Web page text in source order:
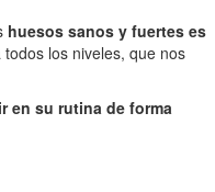
huesos sanos y fuertes es
los niveles, que nos
en su rutina de forma